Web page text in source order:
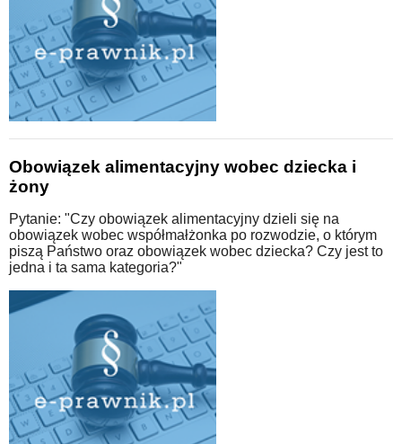
Obowiązek alimentacyjny wobec dziecka i
żony
Pytanie: "Czy obowiązek alimentacyjny dzieli się na
obowiązek wobec współmałżonka po rozwodzie, o którym
piszą Państwo oraz obowiązek wobec dziecka? Czy jest to
jedna i ta sama kategoria?"